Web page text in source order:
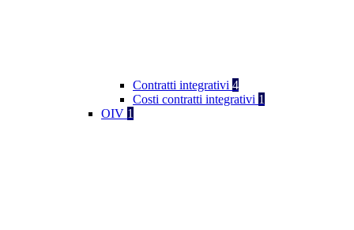
Contratti integrativi 4
Costi contratti integrativi 1
OIV 1